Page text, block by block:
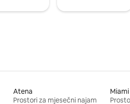
Atena
Prostori za mjesečni najam
Miami